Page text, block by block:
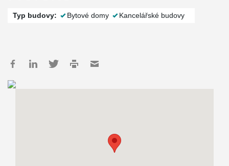
Typ budovy: Bytové domy Kancelářské budovy